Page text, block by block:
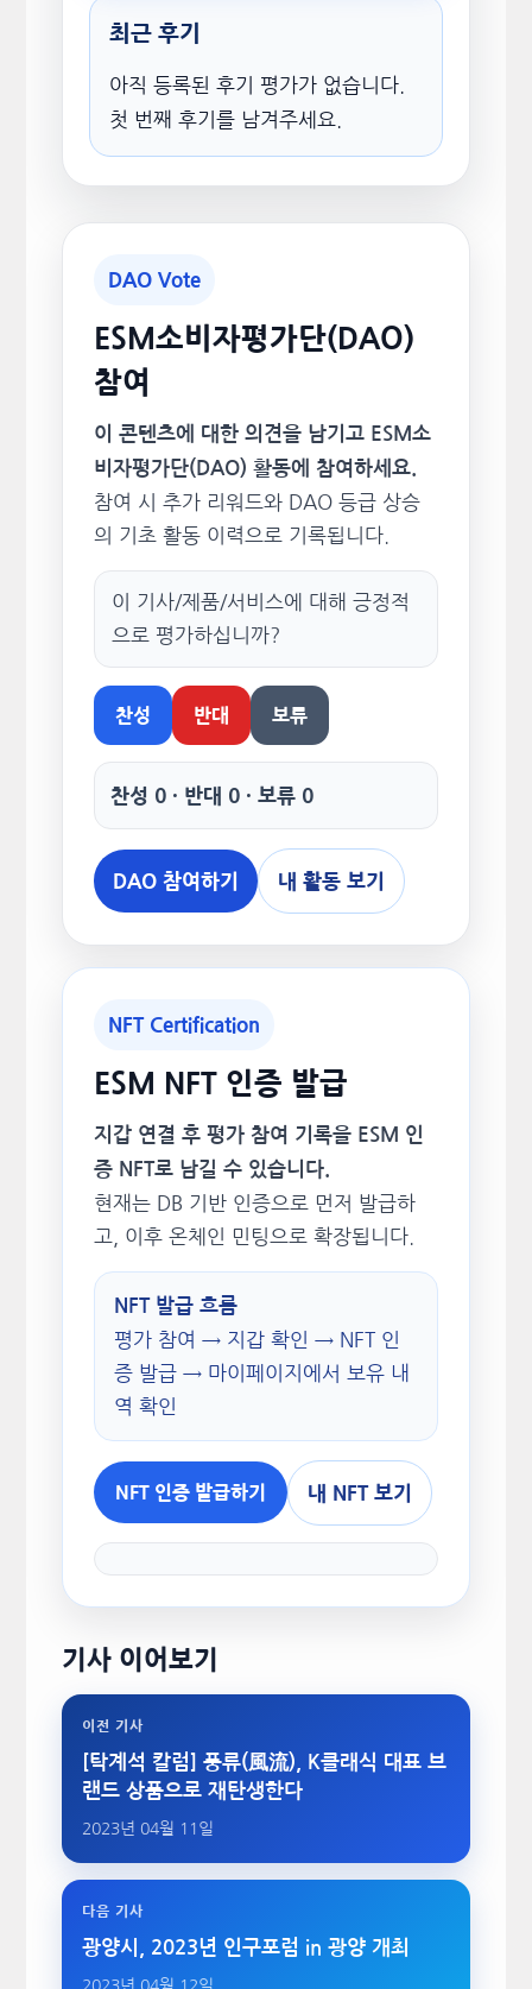
최근 후기
아직 등록된 후기 평가가 없습니다.
첫 번째 후기를 남겨주세요.
DAO Vote
ESM소비자평가단(DAO)
참여
이 콘텐츠에 대한 의견을 남기고 ESM소
비자평가단(DAO) 활동에 참여하세요.
참여 시 추가 리워드와 DAO 등급 상승
의 기초 활동 이력으로 기록됩니다.
이 기사/제품/서비스에 대해 긍정적
으로 평가하십니까?
찬성 반대 보류
찬성 0 · 반대 0 · 보류 0
DAO 참여하기 내 활동 보기
NFT Certification
ESM NFT 인증 발급
지갑 연결 후 평가 참여 기록을 ESM 인
증 NFT로 남길 수 있습니다.
현재는 DB 기반 인증으로 먼저 발급하
고, 이후 온체인 민팅으로 확장됩니다.
NFT 발급 흐름
평가 참여 → 지갑 확인 → NFT 인
증 발급 → 마이페이지에서 보유 내
역 확인
NFT 인증 발급하기 내 NFT 보기
기사 이어보기
이전 기사
[탁계석 칼럼] 풍류(風流), K클래식 대표 브
랜드 상품으로 재탄생한다
2023년 04월 11일
다음 기사
광양시, 2023년 인구포럼 in 광양 개최
2023년 04월 12일